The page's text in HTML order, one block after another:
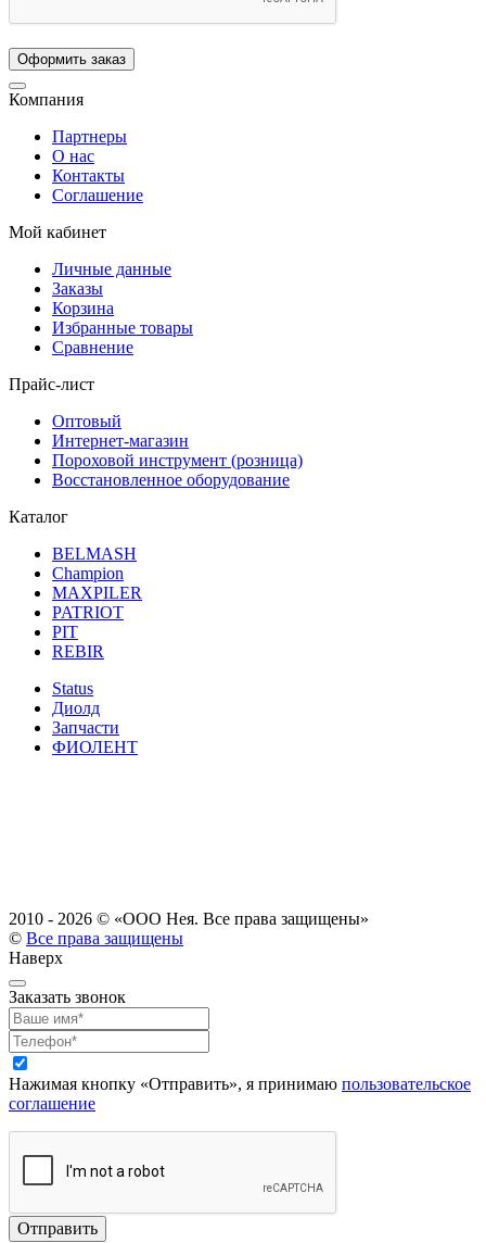
Компания
Партнеры
О нас
Контакты
Соглашение
Мой кабинет
Личные данные
Заказы
Корзина
Избранные товары
Сравнение
Прайс-лист
Оптовый
Интернет-магазин
Пороховой инструмент (розница)
Восстановленное оборудование
Каталог
BELMASH
Champion
MAXPILER
PATRIOT
PIT
REBIR
Status
Диолд
Запчасти
ФИОЛЕНТ
2010 - 2026 © «ООО Нея. Все права защищены»
© Все права защищены
Наверх
Заказать звонок
Нажимая кнопку «Отправить», я принимаю пользовательское
соглашение